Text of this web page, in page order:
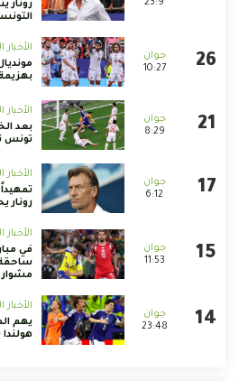
23:9
رونار
10:27
بهزيمة
8:29
بعد
تونس
6:12
رونار
11:53
في
مشوار
23:48
يهم